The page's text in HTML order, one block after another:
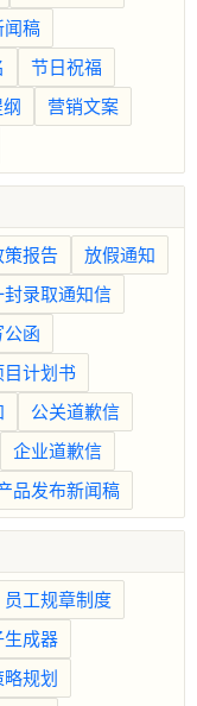
闻稿
节日祝福
营销文案
策报告
放假通知
封录取通知信
公函
目计划书
公关道歉信
企业道歉信
品发布新闻稿
员工规章制度
生成器
规划